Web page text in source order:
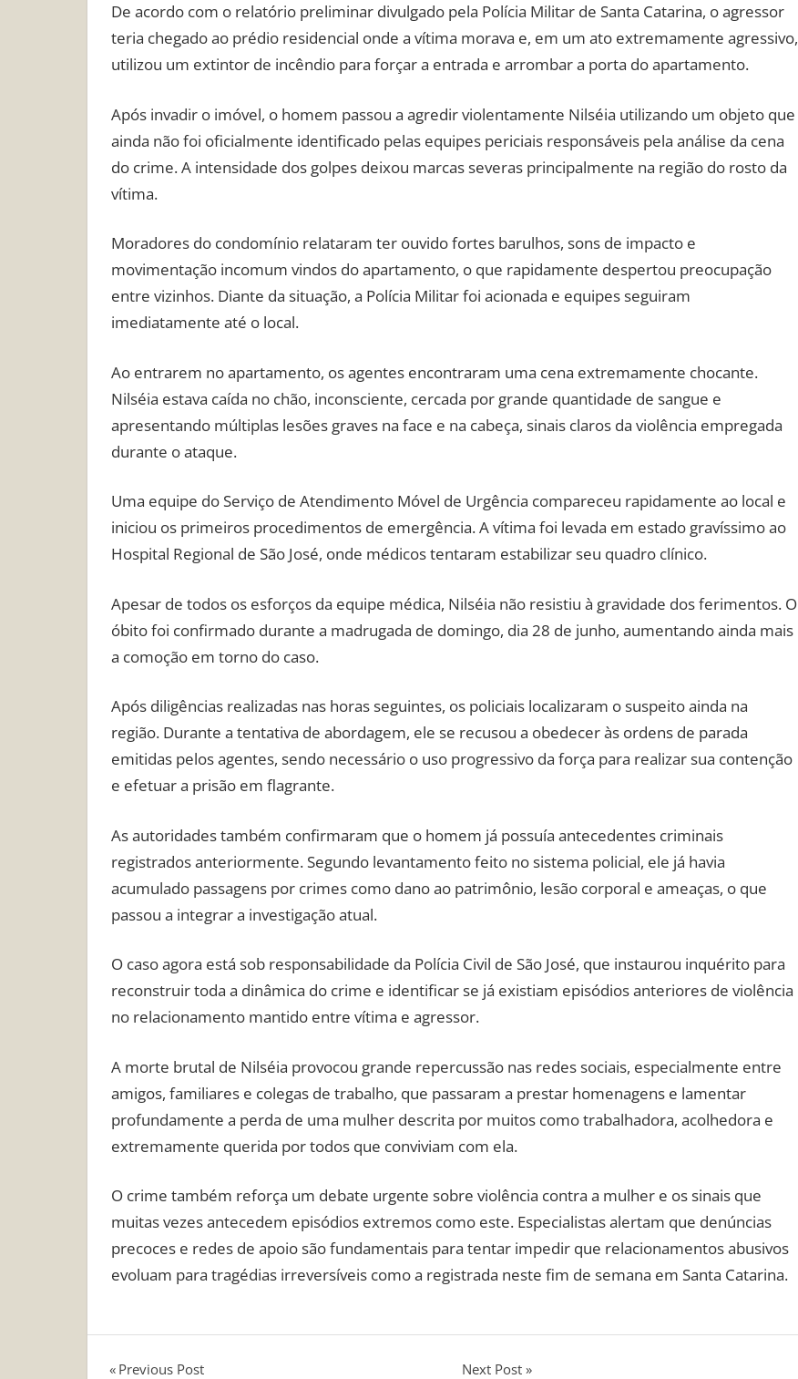
De acordo com o relatório preliminar divulgado pela Polícia Militar de Santa Catarina, o agressor
teria chegado ao prédio residencial onde a vítima morava e, em um ato extremamente agressivo,
utilizou um extintor de incêndio para forçar a entrada e arrombar a porta do apartamento.
Após invadir o imóvel, o homem passou a agredir violentamente Nilséia utilizando um objeto que
ainda não foi oficialmente identificado pelas equipes periciais responsáveis pela análise da cena
do crime. A intensidade dos golpes deixou marcas severas principalmente na região do rosto da
vítima.
Moradores do condomínio relataram ter ouvido fortes barulhos, sons de impacto e
movimentação incomum vindos do apartamento, o que rapidamente despertou preocupação
entre vizinhos. Diante da situação, a Polícia Militar foi acionada e equipes seguiram
imediatamente até o local.
Ao entrarem no apartamento, os agentes encontraram uma cena extremamente chocante.
Nilséia estava caída no chão, inconsciente, cercada por grande quantidade de sangue e
apresentando múltiplas lesões graves na face e na cabeça, sinais claros da violência empregada
durante o ataque.
Uma equipe do Serviço de Atendimento Móvel de Urgência compareceu rapidamente ao local e
iniciou os primeiros procedimentos de emergência. A vítima foi levada em estado gravíssimo ao
Hospital Regional de São José, onde médicos tentaram estabilizar seu quadro clínico.
Apesar de todos os esforços da equipe médica, Nilséia não resistiu à gravidade dos ferimentos. O
óbito foi confirmado durante a madrugada de domingo, dia 28 de junho, aumentando ainda mais
a comoção em torno do caso.
Após diligências realizadas nas horas seguintes, os policiais localizaram o suspeito ainda na
região. Durante a tentativa de abordagem, ele se recusou a obedecer às ordens de parada
emitidas pelos agentes, sendo necessário o uso progressivo da força para realizar sua contenção
e efetuar a prisão em flagrante.
As autoridades também confirmaram que o homem já possuía antecedentes criminais
registrados anteriormente. Segundo levantamento feito no sistema policial, ele já havia
acumulado passagens por crimes como dano ao patrimônio, lesão corporal e ameaças, o que
passou a integrar a investigação atual.
O caso agora está sob responsabilidade da Polícia Civil de São José, que instaurou inquérito para
reconstruir toda a dinâmica do crime e identificar se já existiam episódios anteriores de violência
no relacionamento mantido entre vítima e agressor.
A morte brutal de Nilséia provocou grande repercussão nas redes sociais, especialmente entre
amigos, familiares e colegas de trabalho, que passaram a prestar homenagens e lamentar
profundamente a perda de uma mulher descrita por muitos como trabalhadora, acolhedora e
extremamente querida por todos que conviviam com ela.
O crime também reforça um debate urgente sobre violência contra a mulher e os sinais que
muitas vezes antecedem episódios extremos como este. Especialistas alertam que denúncias
precoces e redes de apoio são fundamentais para tentar impedir que relacionamentos abusivos
evoluam para tragédias irreversíveis como a registrada neste fim de semana em Santa Catarina.
Previous Post Next Post